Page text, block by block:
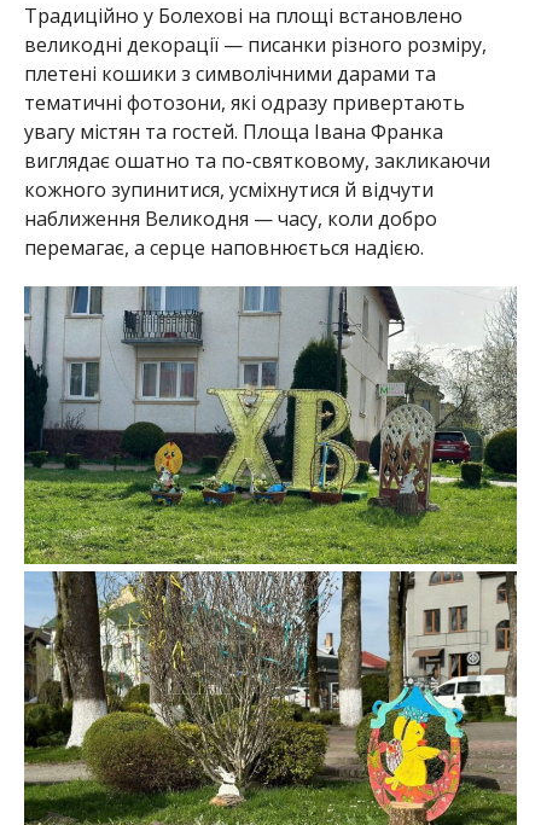
Традиційно у Болехові на площі встановлено
великодні декорації — писанки різного розміру,
плетені кошики з символічними дарами та
тематичні фотозони, які одразу привертають
увагу містян та гостей. Площа Івана Франка
виглядає ошатно та по-святковому, закликаючи
кожного зупинитися, усміхнутися й відчути
наближення Великодня — часу, коли добро
перемагає, а серце наповнюється надією.